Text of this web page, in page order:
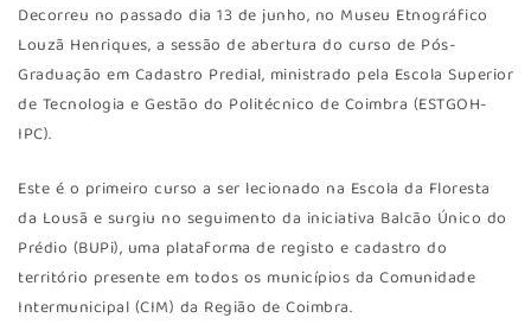
Decorreu no passado dia 13 de junho, no Museu Etnográfico
Louzã Henriques, a sessão de abertura do curso de Pós-
Graduação em Cadastro Predial, ministrado pela Escola Superior
de Tecnologia e Gestão do Politécnico de Coimbra (ESTGOH-
IPC).
Este é o primeiro curso a ser lecionado na Escola da Floresta
da Lousã e surgiu no seguimento da iniciativa Balcão Único do
Prédio (BUPi), uma plataforma de registo e cadastro do
território presente em todos os municípios da Comunidade
Intermunicipal (CIM) da Região de Coimbra.